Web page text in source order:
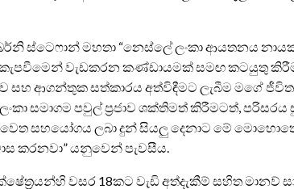
ස්ටෙෆාන් මහතා “නෙස්ලේ ලංකා ආයතනය
වැඩකරන කණ්ඩායමක් සමඟ කටයුතු
සහ ආගන්තුක සත්කාරය අත්විඳීමට ලැබීම මගේ
සමාගම පවුල් ප්‍රජාව ශක්තිමත් කිරීමටත්,
සහයෝගය ලබා දුන් සියලු දෙනාට මේ
කරනවා” යනුවෙන් පැවසීය.
වසර 18කට වැඩි අත්දැකීම් සහිත මානව්